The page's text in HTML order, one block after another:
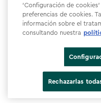
España
Newsletter
Dirección de correo
'Configuración de
preferencias de cookies.
información sobre el
consultando nuestra
Rechazarlas